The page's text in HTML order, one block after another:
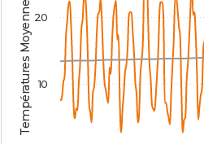
Températures Moyennes ( °C ) 10
20